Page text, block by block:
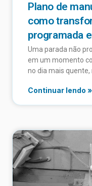
Plano de
como
programada
Uma parada não
em um momento
no dia mais quente,
Continuar lendo »